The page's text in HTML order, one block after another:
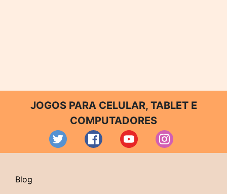
JOGOS PARA CELULAR, TABLET E
COMPUTADORES
Blog